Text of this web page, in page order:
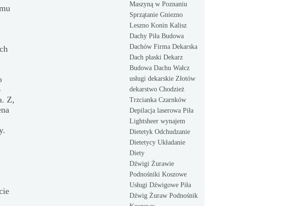
Z,
Maszyną w Poznaniu
Sprzątanie Gniezno
Leszno Konin Kalisz
Dachy Piła Budowa
Dachów Firma Dekarska
Dach płaski Dekarz
Budowa Dachu Wałcz
usługi dekarskie Złotów
dekarstwo Chodzież
Trzcianka Czarnków
Depilacja laserowa Piła
Lightsheer wynajem
Dietetyk Odchudzanie
Dietetycy Układanie
Diety
Dźwigi Żurawie
Podnośniki Koszowe
Usługi Dźwigowe Piła
Dźwig Żuraw Podnośnik